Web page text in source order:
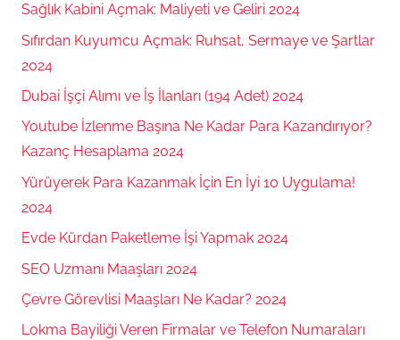
Sağlık Kabini Açmak: Maliyeti ve Geliri 2024
Sıfırdan Kuyumcu Açmak: Ruhsat, Sermaye ve Şartlar
2024
Dubai İşçi Alımı ve İş İlanları (194 Adet) 2024
Youtube İzlenme Başına Ne Kadar Para Kazandırıyor?
Kazanç Hesaplama 2024
Yürüyerek Para Kazanmak İçin En İyi 10 Uygulama!
2024
Evde Kürdan Paketleme İşi Yapmak 2024
SEO Uzmanı Maaşları 2024
Çevre Görevlisi Maaşları Ne Kadar? 2024
Lokma Bayiliği Veren Firmalar ve Telefon Numaraları